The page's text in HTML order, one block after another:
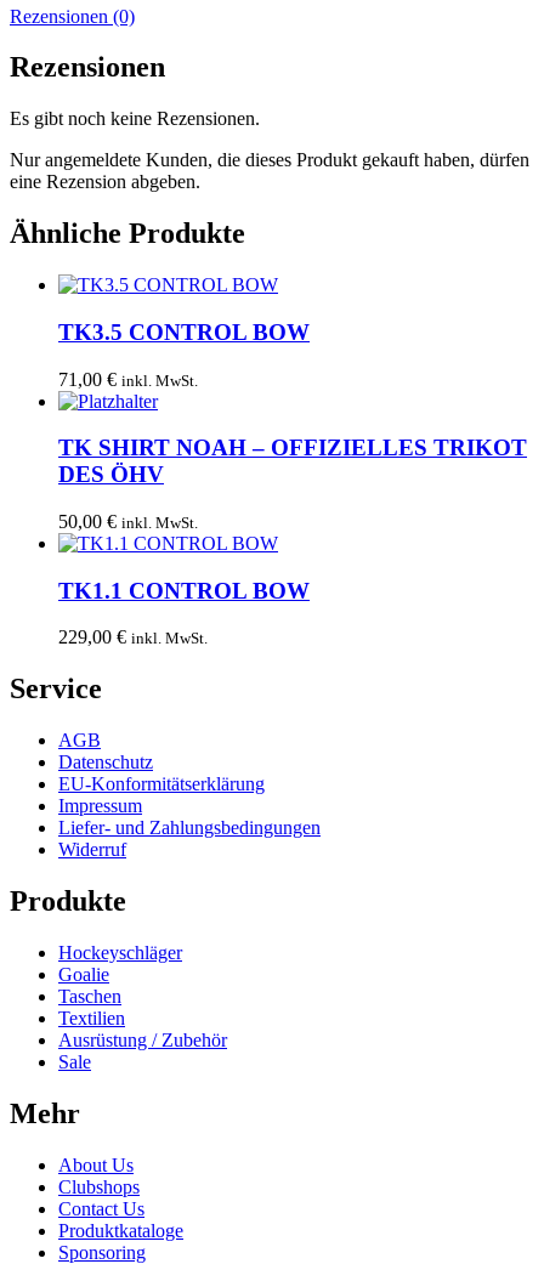
Rezensionen (0)
Rezensionen
Es gibt noch keine Rezensionen.
Nur angemeldete Kunden, die dieses Produkt gekauft haben, dürfen
eine Rezension abgeben.
Ähnliche Produkte
TK3.5 CONTROL BOW
71,00 € inkl. MwSt.
TK SHIRT NOAH – OFFIZIELLES TRIKOT
DES ÖHV
50,00 € inkl. MwSt.
TK1.1 CONTROL BOW
229,00 € inkl. MwSt.
Service
AGB
Datenschutz
EU-Konformitätserklärung
Impressum
Liefer- und Zahlungsbedingungen
Widerruf
Produkte
Hockeyschläger
Goalie
Taschen
Textilien
Ausrüstung / Zubehör
Sale
Mehr
About Us
Clubshops
Contact Us
Produktkataloge
Sponsoring